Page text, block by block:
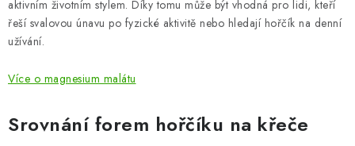
aktivním životním stylem. Díky tomu může být vhodná pro lidi, kteří
řeší svalovou únavu po fyzické aktivitě nebo hledají hořčík na denní
užívání.
Více o magnesium malátu
Srovnání forem hořčíku na křeče